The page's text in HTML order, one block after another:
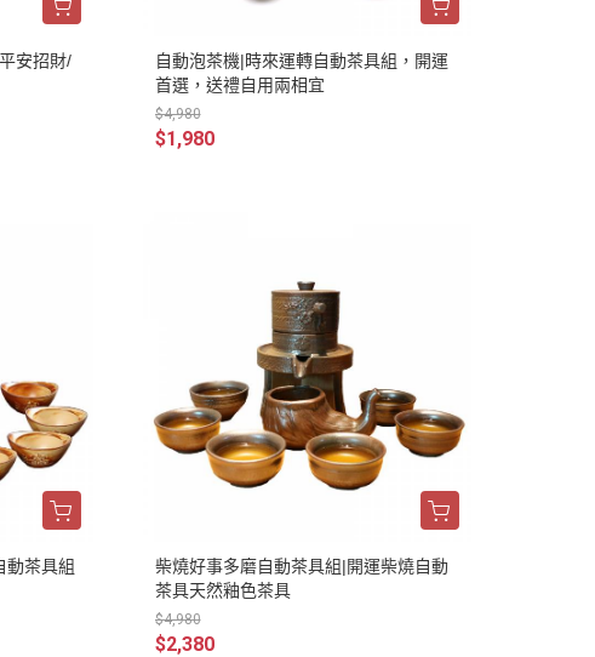
安招財/
自動泡茶機|時來運轉自動茶具組，開運
首選，送禮自用兩相宜
$4,980
$1,980
自動茶具組
柴燒好事多磨自動茶具組|開運柴燒自動
茶具天然釉色茶具
$4,980
$2,380